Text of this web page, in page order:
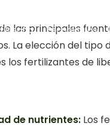
Tecnologías
las principales
La elección del
los fertilizantes de
de nutrientes: Los